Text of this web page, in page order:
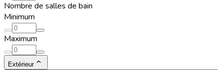
Nombre de salles de bain
Minimum
Maximum
Extérieur